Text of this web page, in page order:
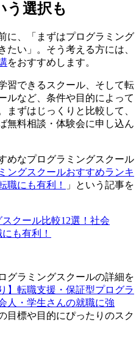
う選択も
に、「まずはプログラミング
たい」。そう考える方には、
をおすすめします。
習できるスクール、そして転
ルなど、条件や目的によって
まずはじっくりと比較して、
無料相談・体験会に申し込ん
めなプログラミングスクール
ングスクールおすすめランキ
職にも有利！
」という記事を
クール比較12選！社会
も有利！
グラミングスクールの詳細を
】転職支援・保証型プログラ
人・学生さんの就職に強
目標や目的にぴったりのスク